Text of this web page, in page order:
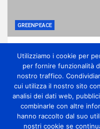
GREENPEACE
all’ennesima
14 ore ago
Utilizziamo i cookie per
per fornire funzionalità
nostro traffico.
cui utilizza il nostro sito
analisi dei dati web,
combinarle con altre
hanno raccolto dal suo
nostri cookie se